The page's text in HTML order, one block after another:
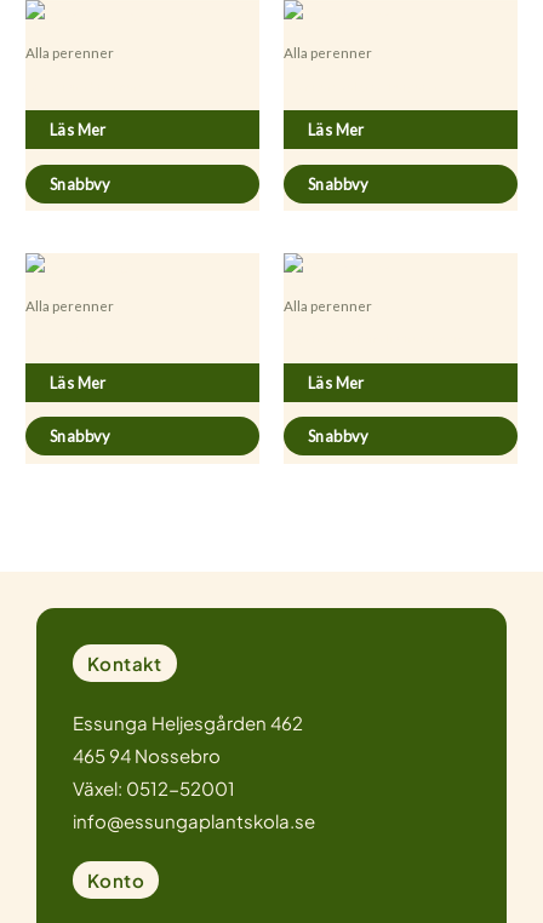
Alla perenner
Läs Mer
Snabbvy
Alla perenner
Läs Mer
Snabbvy
Alla perenner
Läs Mer
Snabbvy
Alla perenner
Läs Mer
Snabbvy
Kontakt
Essunga Heljesgården 462
465 94 Nossebro
Växel: 0512-52001
info@essungaplantskola.se
Konto